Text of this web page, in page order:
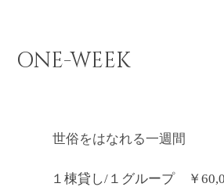
ONE-WEEK
世俗をはなれる一週間
１棟貸し/１グループ ￥